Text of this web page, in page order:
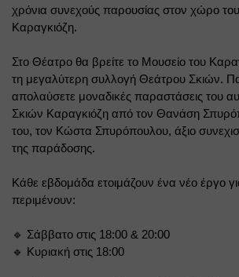
χρόνια συνεχούς παρουσίας στον χώρο
Καραγκιόζη.
Στο Θέατρο θα βρείτε το Μουσείο του
τη μεγαλύτερη συλλογή Θεάτρου Σκιών.
απολαύσετε μοναδικές παραστάσεις του
Σκιών Καραγκιόζη από τον Θανάση
του, τον Κώστα Σπυρόπουλου, άξιο
της παράδοσης.
Κάθε εβδομάδα ετοιμάζουν ένα νέο έργο
περιμένουν:
🔹 Σάββατο στις 18:00 & 20:00
🔹 Κυριακή στις 18:00